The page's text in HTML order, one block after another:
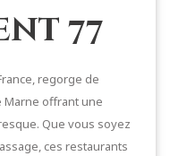
77
regorge de
offrant une
Que vous soyez
ces restaurants